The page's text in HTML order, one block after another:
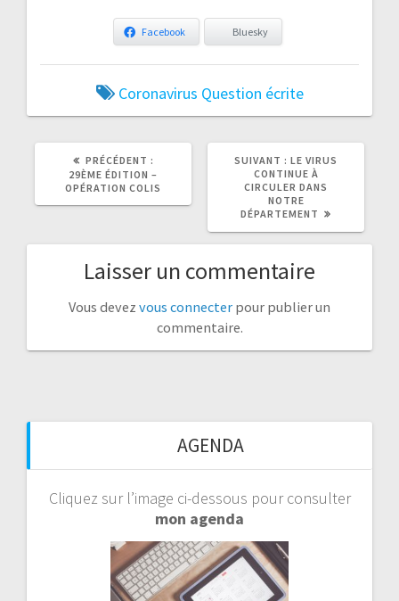
Facebook Bluesky
Coronavirus Question écrite
PRÉCÉDENT :
ARTICLE
PRÉCÉDENT
29ÈME ÉDITION –
OPÉRATION COLIS
SUIVANT :
ARTICLE
LE VIRUS
CONTINUE À
CIRCULER DANS
NOTRE
DÉPARTEMENT
Laisser un commentaire
Vous devez vous connecter pour publier un
commentaire.
AGENDA
Cliquez sur l’image ci-dessous pour consulter
mon agenda